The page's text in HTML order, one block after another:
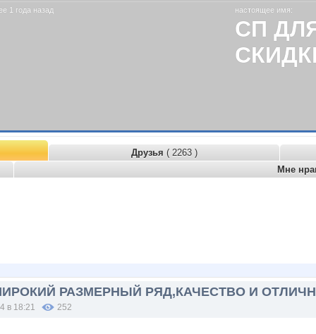
1 года назад
настоящее имя:
СП
Друзья ( 2263 )
Мне
РАЗМЕРНЫЙ РЯД,КАЧЕСТВО И
в 18:21 252